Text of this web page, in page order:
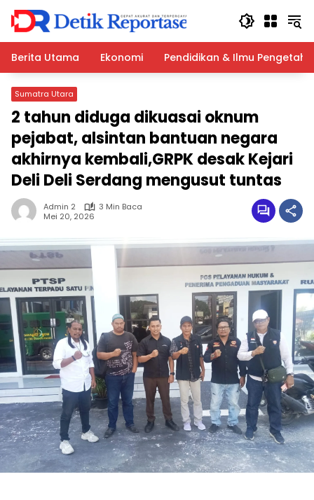
Langsung
konten
Berita Utama
Ekonomi Pendidikan & Ilmu
Sumatra Utara
2 tahun diduga dikuasai oknum
pejabat, alsintan bantuan negara
akhirnya kembali,GRPK desak Kejari
Deli Deli Serdang mengusut tuntas
Admin 2
3 Min Baca
Mei 20, 2026